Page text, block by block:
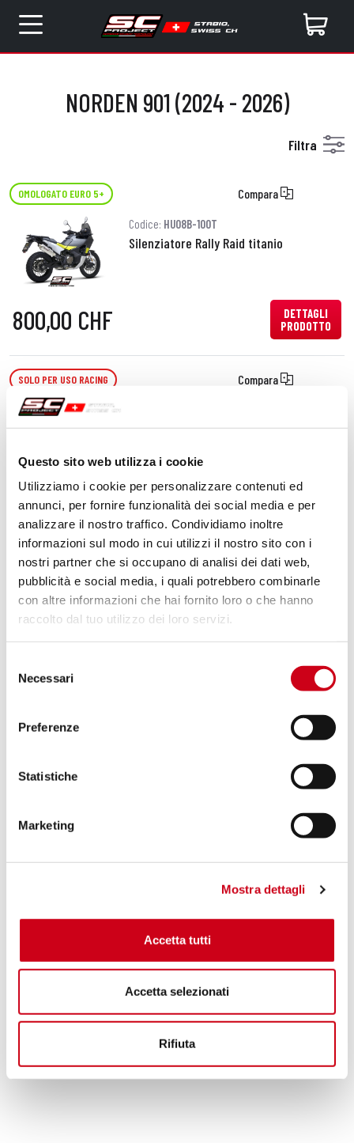
Questo sito web utilizza i cookie
Utilizziamo i cookie per personalizzare contenuti ed
annunci, per fornire funzionalità dei social media e per
analizzare il nostro traffico. Condividiamo inoltre
informazioni sul modo in cui utilizzi il nostro sito con i
nostri partner che si occupano di analisi dei dati web,
pubblicità e social media, i quali potrebbero combinarle
con altre informazioni che hai fornito loro o che hanno
raccolto dal tuo utilizzo dei loro servizi.
delNecessari
Preferenze
Statistiche
Marketing
Mostra dettagli
Accetta tutti
Accetta selezionati
Rifiuta
NORDEN 901 (2024 - 2026)
Filtra
OMOLOGATO EURO 5+ Compara
Codice: HU08B-100T
Silenziatore Rally Raid titanio
800,00 CHF
DETTAGLI
PRODOTTO
SOLO PER USO RACING Compara
Raccordo decat acciaio inox,
Project e silenziatore originale
260,00 CHF
DETTAGLI
PRODOTTO